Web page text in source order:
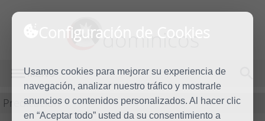
Configuración de Cookies
Usamos cookies para mejorar su experiencia de
navegación, analizar nuestro tráfico y mostrarle
anuncios o contenidos personalizados. Al hacer clic
en “Aceptar todo” usted da su consentimiento a
dominicos
MENÚ
Predicación